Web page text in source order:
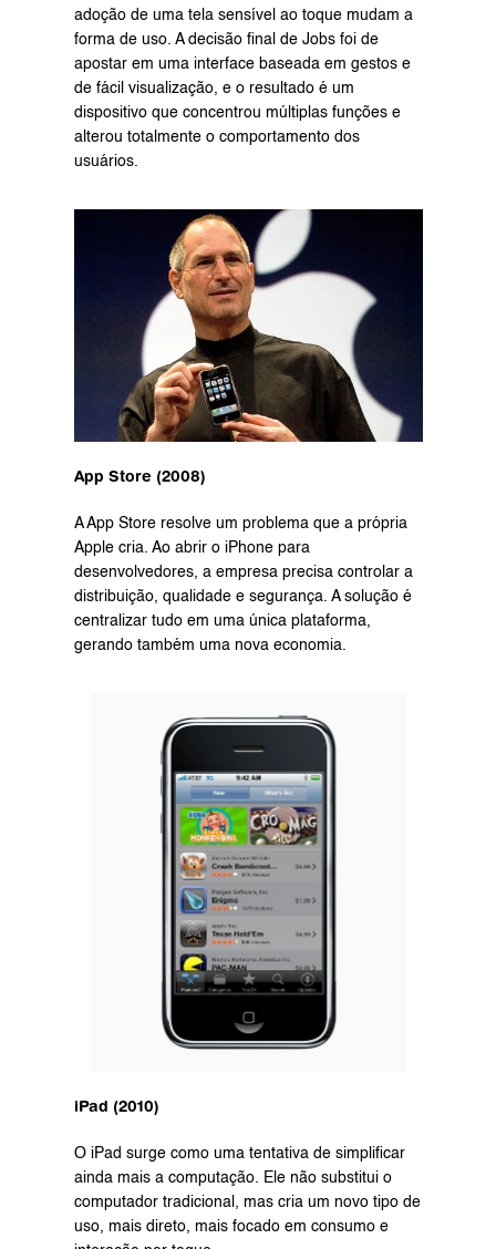
adoção de uma tela sensível ao toque mudam a
forma de uso. A decisão final de Jobs foi de
apostar em uma interface baseada em gestos e
de fácil visualização, e o resultado é um
dispositivo que concentrou múltiplas funções e
alterou totalmente o comportamento dos
usuários.
App Store (2008)
A App Store resolve um problema que a própria
Apple cria. Ao abrir o iPhone para
desenvolvedores, a empresa precisa controlar a
distribuição, qualidade e segurança. A solução é
centralizar tudo em uma única plataforma,
gerando também uma nova economia.
iPad (2010)
O iPad surge como uma tentativa de simplificar
ainda mais a computação. Ele não substitui o
computador tradicional, mas cria um novo tipo de
uso, mais direto, mais focado em consumo e